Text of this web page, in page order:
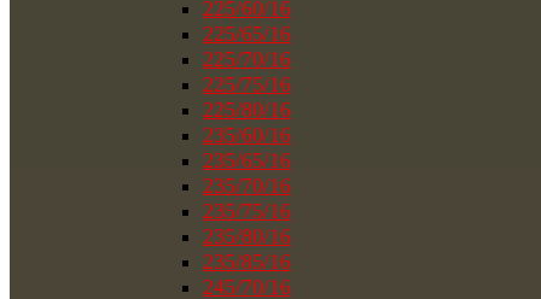
225/60/16
225/65/16
225/70/16
225/75/16
225/80/16
235/60/16
235/65/16
235/70/16
235/75/16
235/80/16
235/85/16
245/70/16